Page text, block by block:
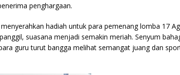
penghargaan.
hadiah untuk para pemenang lomba 17
suasana menjadi semakin meriah. Senyum
guru turut bangga melihat semangat juang dan